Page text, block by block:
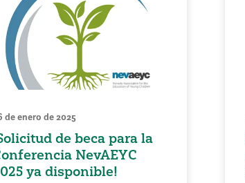
de enero de 2025
de beca para la
NevAEYC
ya disponible!